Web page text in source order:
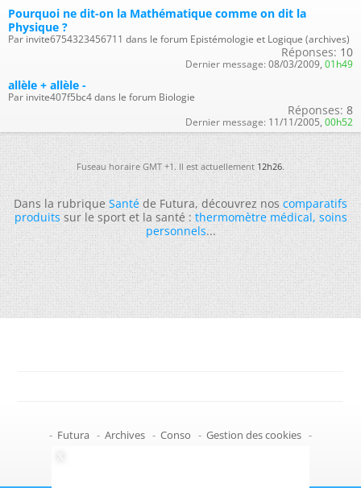
Pourquoi ne dit-on la Mathématique comme on dit la
Physique ?
Par invite6754323456711 dans le forum Epistémologie et Logique (archives)
Réponses: 10
Dernier message: 08/03/2009, 01h49
allèle + allèle -
Par invite407f5bc4 dans le forum Biologie
Réponses: 8
Dernier message: 11/11/2005, 00h52
Fuseau horaire GMT +1. Il est actuellement12h26.
Dans la rubriqueSantéde Futura, découvrez noscomparatifs
produitssur le sport et la santé :thermomètre médical,soins
personnels...
- Futura - Archives - Conso - Gestion des cookies -